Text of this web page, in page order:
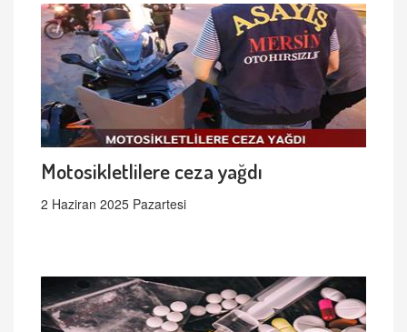
Motosikletlilere ceza yağdı
2 Haziran 2025 Pazartesi